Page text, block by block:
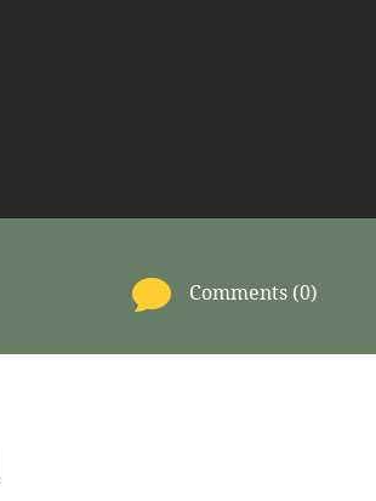
 Comments (0)